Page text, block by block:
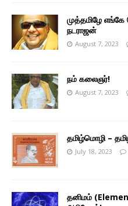
முத்தமிழே எங்கே
நடராஜன்
August 7, 2023
நம் கலைஞர்!
August 7, 2023
தமிழ்மொழி –
July 18, 2023
தனிமம்